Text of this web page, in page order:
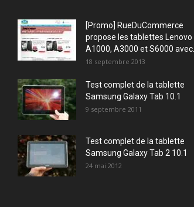
[Promo] RueDuCommerce
propose les tablettes Lenovo
A1000, A3000 et S6000 avec...
18 septembre 2013
Test complet de la tablette
Samsung Galaxy Tab 10.1
9 septembre 2011
Test complet de la tablette
Samsung Galaxy Tab 2 10.1
24 mai 2012